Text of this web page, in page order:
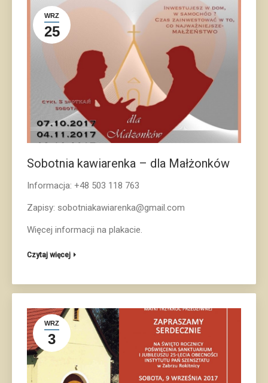
WRZ
25
Sobotnia kawiarenka – dla Małżonków
Informacja: +48 503 118 763
Zapisy: sobotniakawiarenka@gmail.com
Więcej informacji na plakacie.
Czytaj więcej
WRZ
3